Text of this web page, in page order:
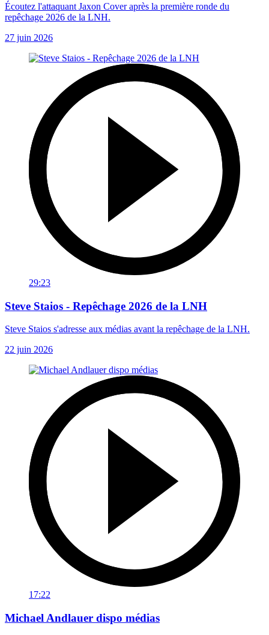
Écoutez l'attaquant Jaxon Cover après la première ronde du
repêchage 2026 de la LNH.
27 juin 2026
29:23
Steve Staios - Repêchage 2026 de la LNH
Steve Staios s'adresse aux médias avant la repêchage de la LNH.
22 juin 2026
17:22
Michael Andlauer dispo médias